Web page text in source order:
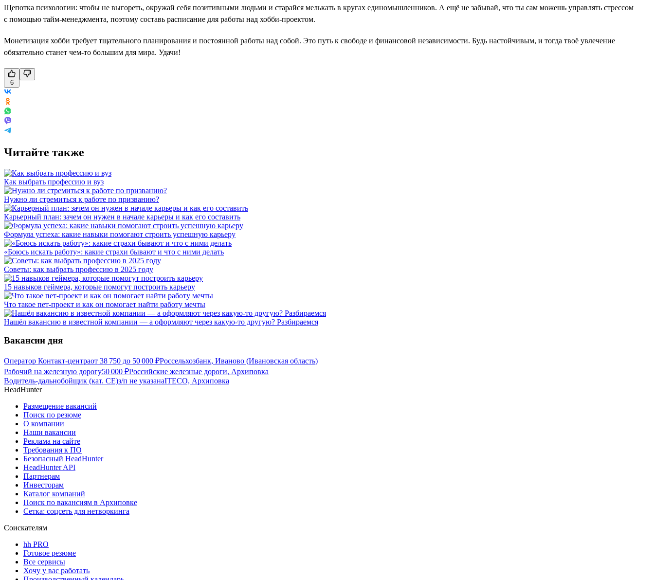
Щепотка психологии: чтобы не выгореть, окружай себя позитивными людьми и старайся мелькать в кругах единомышленников. А ещё не забывай, что ты сам можешь управлять стрессом
с помощью тайм-менеджмента, поэтому составь расписание для работы над хобби-проектом.
Монетизация хобби требует тщательного планирования и постоянной работы над собой. Это путь к свободе и финансовой независимости. Будь настойчивым, и тогда твоё увлечение
обязательно станет чем-то большим для мира. Удачи!
6
Читайте также
Как выбрать профессию и вуз
Нужно ли стремиться к работе по призванию?
Карьерный план: зачем он нужен в начале карьеры и как его составить
Формула успеха: какие навыки помогают строить успешную карьеру
«Боюсь искать работу»: какие страхи бывают и что с ними делать
Советы: как выбрать профессию в 2025 году
15 навыков геймера, которые помогут построить карьеру
Что такое пет-проект и как он помогает найти работу мечты
Нашёл вакансию в известной компании — а оформляют через какую-то другую? Разбираемся
Вакансии дня
Оператор Контакт-центраот 38 750 до 50 000 ₽Россельхозбанк, Иваново (Ивановская область)
Рабочий на железную дорогу50 000 ₽Российские железные дороги, Архиповка
Водитель-дальнобойщик (кат. CE)з/п не указанаITECO, Архиповка
HeadHunter
Размещение вакансий
Поиск по резюме
О компании
Наши вакансии
Реклама на сайте
Требования к ПО
Безопасный HeadHunter
HeadHunter API
Партнерам
Инвесторам
Каталог компаний
Поиск по вакансиям в Архиповке
Сетка: соцсеть для нетворкинга
Соискателям
hh PRO
Готовое резюме
Все сервисы
Хочу у вас работать